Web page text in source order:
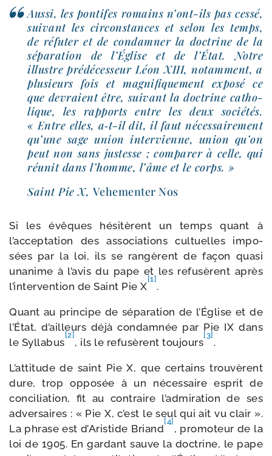
Aussi, les pon­tifes romains n’ont-ils pas ces­sé,
sui­vant les cir­cons­tances et selon les temps,
de réfu­ter et de condam­ner la doc­trine de la
sépa­ra­tion de l’Église et de l’État. Notre
illustre pré­dé­ces­seur Léon XIII, notam­ment, a
plu­sieurs fois et magni­fi­que­ment expo­sé ce
que devraient être, sui­vant la doc­trine catho­
lique, les rap­ports entre les deux socié­tés.
« Entre elles, a‑t-​il dit, il faut néces­sai­re­ment
qu’une sage union inter­vienne, union qu’on
peut non sans jus­tesse ; com­pa­rer à celle, qui
réunit dans l’homme, l’âme et le corps. »
Saint Pie X, Vehementer Nos
Si les évêques hési­tèrent un temps quant à
l’acceptation des asso­cia­tions cultuelles impo­
sées par la loi, ils se ran­gèrent de façon qua­si
una­nime à l’a­vis du pape et les refu­sèrent après
l’intervention de Saint Pie X
[1]
.
Quant au prin­cipe de sépa­ra­tion de l’Église et de
l’État, d’ailleurs déjà condam­née par Pie IX dans
le Syllabus
[2]
, ils le refu­sèrent tou­jours
[3]
.
L’attitude de saint Pie X, que cer­tains trou­vèrent
dure, trop oppo­sée à un néces­saire esprit de
conci­lia­tion, fit au contraire l’admiration de ses
adver­saires : « Pie X, c’est le seul qui ait vu clair ».
La phrase est d’Aristide Briand
[4]
, pro­mo­teur de la
loi de 1905. En gar­dant sauve la doc­trine, le pape